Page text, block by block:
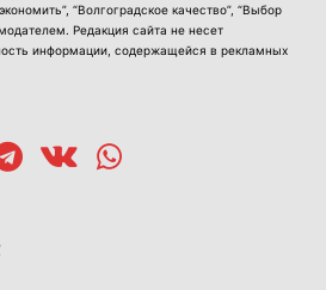
“Волгоградское качество”, “Выбор
Редакция сайта не несет
информации, содержащейся в рекламных